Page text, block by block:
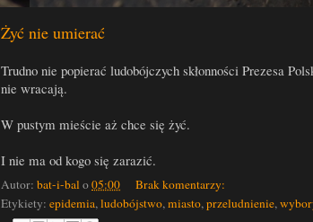
Żyć nie umierać
Trudno nie popierać ludobójczych skłonności Prezesa
nie wracają.
W pustym mieście aż chce się żyć.
I nie ma od kogo się zarazić.
Autor: bat-i-bal o05:00
Brak komentarzy:
Etykiety: epidemia, ludobójstwo, miasto, przeludnienie,